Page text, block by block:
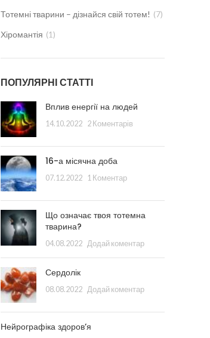
Тотемні тварини – дізнайся свій тотем! (7)
Хіромантія (1)
ПОПУЛЯРНІ СТАТТІ
Вплив енергії на людей
14.10.2022 2 Коментарів
16-а місячна доба
07.12.2022 1 Коментар
Що означає твоя тотемна
тварина?
04.08.2022 Додай коментар
Сердолік
08.08.2022 Додай коментар
Нейрографіка здоров’я